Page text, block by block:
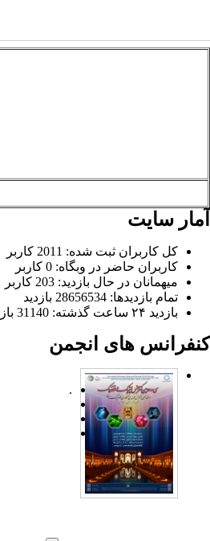
آمار سایت
کل کاربران ثبت شده: 2011 کاربر
کاربران حاضر در وبگاه: 0 کاربر
میهمانان در حال بازدید: 203 کاربر
تمام بازدید‌ها: 28656534 بازدید
بازدید ۲۴ ساعت گذشته: 31140 بازدید
کنفرانس های انجمن
.